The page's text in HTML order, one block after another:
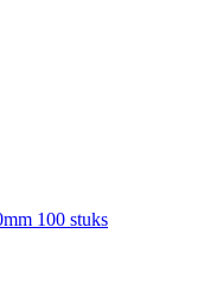
100 stuks